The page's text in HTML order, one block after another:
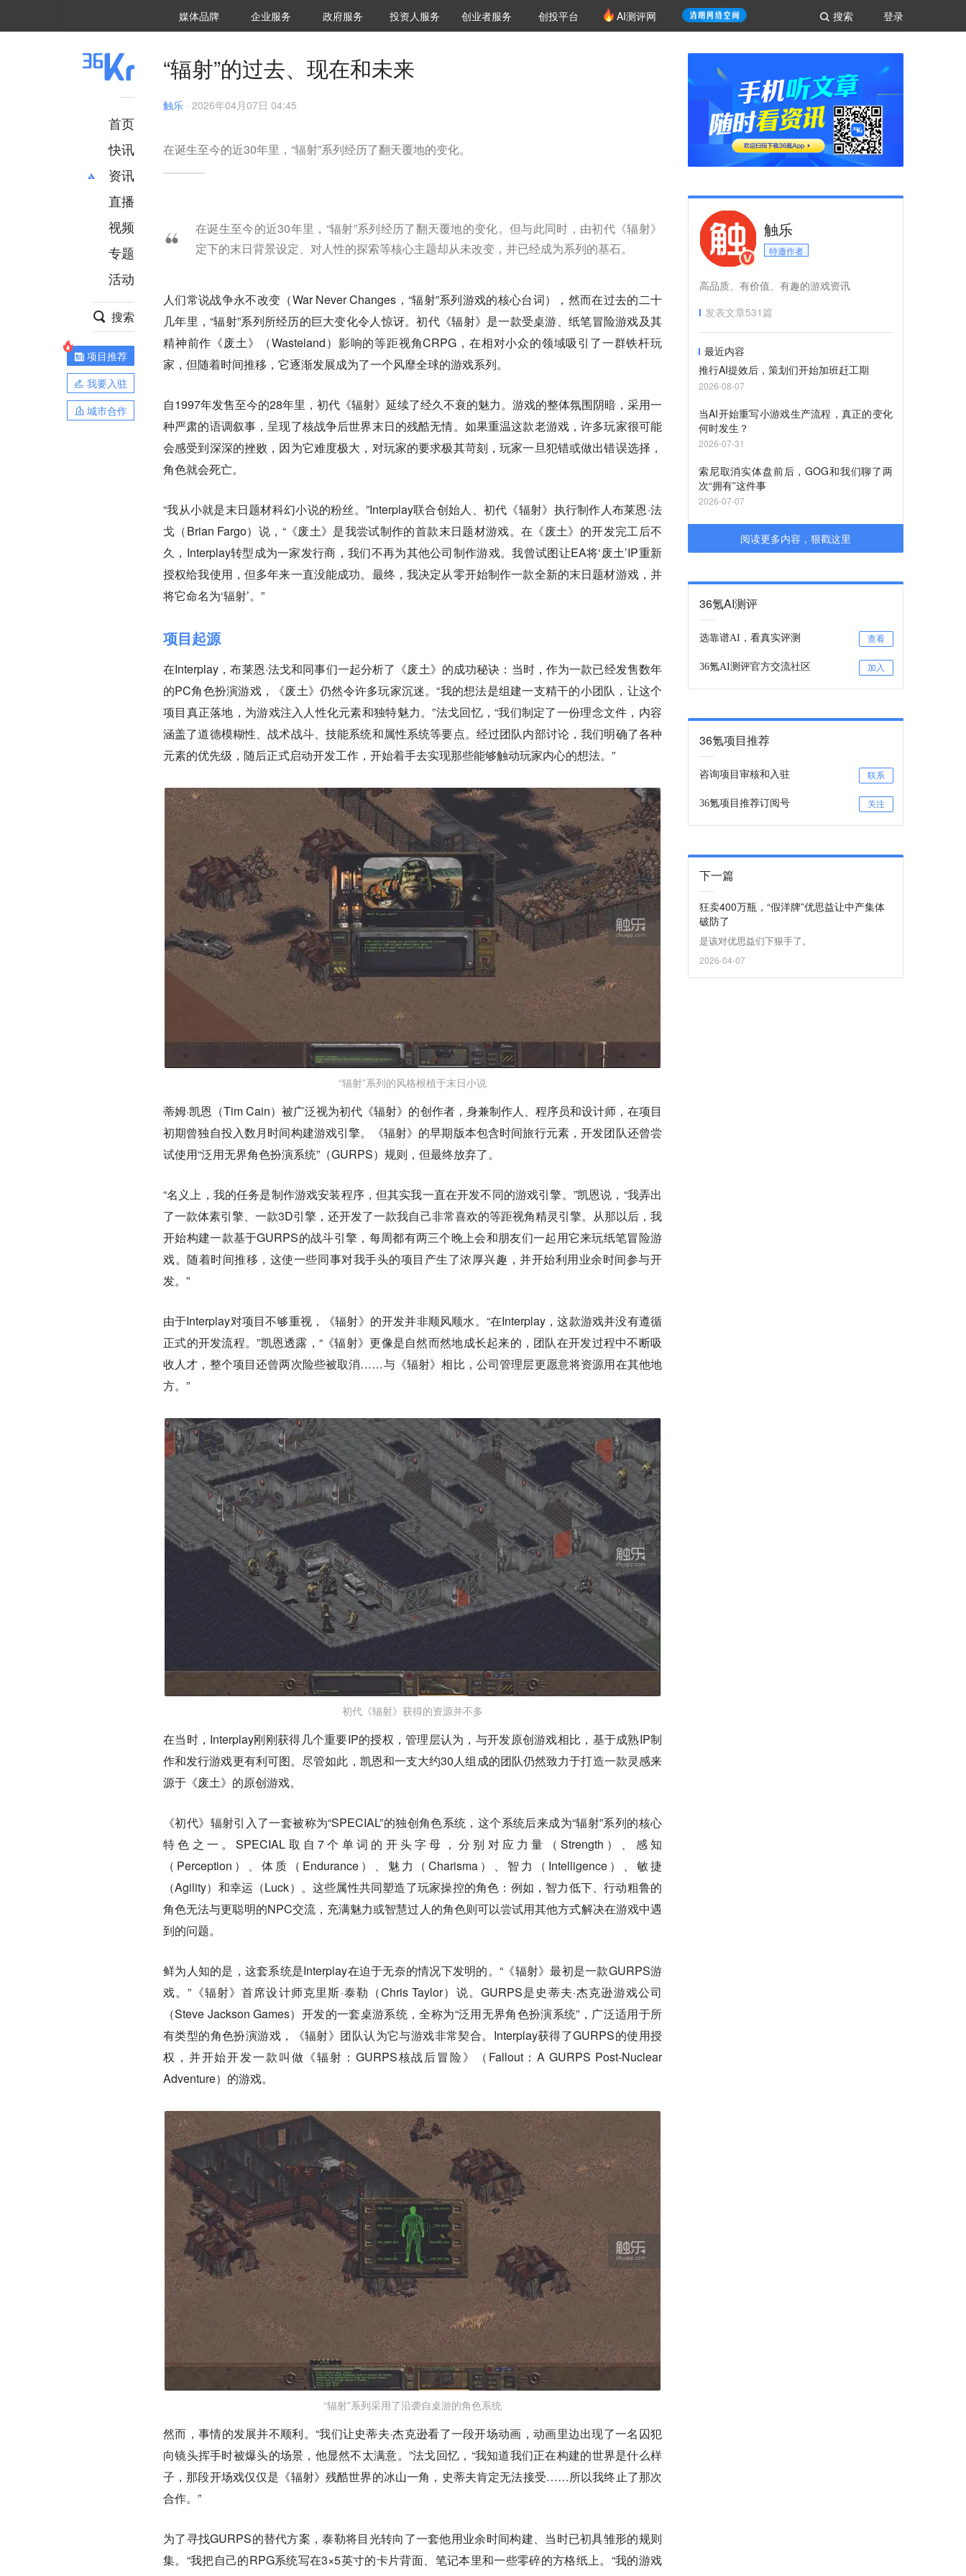
登录
搜索
媒体品牌 36Kr研究院
企业服务 城市之窗
政府服务 VClub投资机构库
投资机构职位推介
投资人服务 创投氪堂
创业者服务 创投平台 AI测评网
首页
快讯
资讯
推荐
财经
项目推荐
安徽
直播
视频
专题
活动
搜索
项目推荐
我要入驻
城市合作
“辐射”的过去、现在和未来
触乐 · 2026年04月07日 04:45
在诞生至今的近30年里，“辐射”系列经历了翻天覆地的变化。
在诞生至今的近30年里，“辐射”系列经历了翻天覆地的变化。但与此同时，由初代《辐射》
定下的末日背景设定、对人性的探索等核心主题却从未改变，并已经成为系列的基石。
人们常说战争永不改变（War Never Changes，“辐射”系列游戏的核心台词），然而在过去的二十
几年里，“辐射”系列所经历的巨大变化令人惊讶。初代《辐射》是一款受桌游、纸笔冒险游戏及其
精神前作《废土》（Wasteland）影响的等距视角CRPG，在相对小众的领域吸引了一群铁杆玩
家，但随着时间推移，它逐渐发展成为了一个风靡全球的游戏系列。
自1997年发售至今的28年里，初代《辐射》延续了经久不衰的魅力。游戏的整体氛围阴暗，采用一
种严肃的语调叙事，呈现了核战争后世界末日的残酷无情。如果重温这款老游戏，许多玩家很可能
会感受到深深的挫败，因为它难度极大，对玩家的要求极其苛刻，玩家一旦犯错或做出错误选择，
角色就会死亡。
“我从小就是末日题材科幻小说的粉丝。”Interplay联合创始人、初代《辐射》执行制作人布莱恩·法
戈（Brian Fargo）说，“《废土》是我尝试制作的首款末日题材游戏。在《废土》的开发完工后不
久，Interplay转型成为一家发行商，我们不再为其他公司制作游戏。我曾试图让EA将‘废土’IP重新
授权给我使用，但多年来一直没能成功。最终，我决定从零开始制作一款全新的末日题材游戏，并
将它命名为‘辐射’。”
项目起源
在Interplay，布莱恩·法戈和同事们一起分析了《废土》的成功秘诀：当时，作为一款已经发售数年
的PC角色扮演游戏，《废土》仍然令许多玩家沉迷。“我的想法是组建一支精干的小团队，让这个
项目真正落地，为游戏注入人性化元素和独特魅力。”法戈回忆，“我们制定了一份理念文件，内容
涵盖了道德模糊性、战术战斗、技能系统和属性系统等要点。经过团队内部讨论，我们明确了各种
元素的优先级，随后正式启动开发工作，开始着手去实现那些能够触动玩家内心的想法。”
“辐射”系列的风格根植于末日小说
蒂姆·凯恩（Tim Cain）被广泛视为初代《辐射》的创作者，身兼制作人、程序员和设计师，在项目
初期曾独自投入数月时间构建游戏引擎。《辐射》的早期版本包含时间旅行元素，开发团队还曾尝
试使用“泛用无界角色扮演系统”（GURPS）规则，但最终放弃了。
“名义上，我的任务是制作游戏安装程序，但其实我一直在开发不同的游戏引擎。”凯恩说，“我弄出
了一款体素引擎、一款3D引擎，还开发了一款我自己非常喜欢的等距视角精灵引擎。从那以后，我
开始构建一款基于GURPS的战斗引擎，每周都有两三个晚上会和朋友们一起用它来玩纸笔冒险游
戏。随着时间推移，这使一些同事对我手头的项目产生了浓厚兴趣，并开始利用业余时间参与开
发。”
由于Interplay对项目不够重视，《辐射》的开发并非顺风顺水。“在Interplay，这款游戏并没有遵循
正式的开发流程。”凯恩透露，“《辐射》更像是自然而然地成长起来的，团队在开发过程中不断吸
收人才，整个项目还曾两次险些被取消……与《辐射》相比，公司管理层更愿意将资源用在其他地
方。”
初代《辐射》获得的资源并不多
在当时，Interplay刚刚获得几个重要IP的授权，管理层认为，与开发原创游戏相比，基于成熟IP制
作和发行游戏更有利可图。尽管如此，凯恩和一支大约30人组成的团队仍然致力于打造一款灵感来
源于《废土》的原创游戏。
《初代》辐射引入了一套被称为“SPECIAL”的独创角色系统，这个系统后来成为“辐射”系列的核心
特色之一。SPECIAL取自7个单词的开头字母，分别对应力量（Strength）、感知
（Perception）、体质（Endurance）、魅力（Charisma）、智力（Intelligence）、敏捷
（Agility）和幸运（Luck）。这些属性共同塑造了玩家操控的角色：例如，智力低下、行动粗鲁的
角色无法与更聪明的NPC交流，充满魅力或智慧过人的角色则可以尝试用其他方式解决在游戏中遇
到的问题。
鲜为人知的是，这套系统是Interplay在迫于无奈的情况下发明的。“《辐射》最初是一款GURPS游
戏。”《辐射》首席设计师克里斯·泰勒（Chris Taylor）说。GURPS是史蒂夫·杰克逊游戏公司
（Steve Jackson Games）开发的一套桌游系统，全称为“泛用无界角色扮演系统”，广泛适用于所
有类型的角色扮演游戏，《辐射》团队认为它与游戏非常契合。Interplay获得了GURPS的使用授
权，并开始开发一款叫做《辐射：GURPS核战后冒险》（Fallout：A GURPS Post-Nuclear
Adventure）的游戏。
“辐射”系列采用了沿袭自桌游的角色系统
然而，事情的发展并不顺利。“我们让史蒂夫·杰克逊看了一段开场动画，动画里边出现了一名囚犯
向镜头挥手时被爆头的场景，他显然不太满意。”法戈回忆，“我知道我们正在构建的世界是什么样
子，那段开场戏仅仅是《辐射》残酷世界的冰山一角，史蒂夫肯定无法接受……所以我终止了那次
合作。”
为了寻找GURPS的替代方案，泰勒将目光转向了一套他用业余时间构建、当时已初具雏形的规则
集。“我把自己的RPG系统写在3×5英寸的卡片背面、笔记本里和一些零碎的方格纸上。“我的游戏
触乐
特邀作者
高品质、有价值、有趣的游戏资讯
发表文章531篇
最近内容
推行AI提效后，策划们开始加班赶工期
2026-08-07
当AI开始重写小游戏生产流程，真正的变化
何时发生？
2026-07-31
索尼取消实体盘前后，GOG和我们聊了两
次“拥有”这件事
2026-07-07
阅读更多内容，狠戳这里
36氪AI测评
选靠谱AI，看真实评测 查看
36氪AI测评官方交流社区 加入
36氪项目推荐
咨询项目审核和入驻 联系
36氪项目推荐订阅号 关注
下一篇
狂卖400万瓶，“假洋牌”优思益让中产集体
破防了
是该对优思益们下狠手了。
2026-04-07